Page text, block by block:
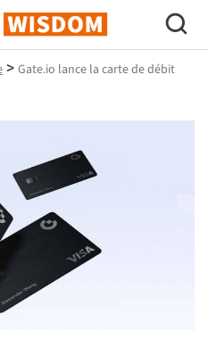
> Gate.io lance la carte de débit